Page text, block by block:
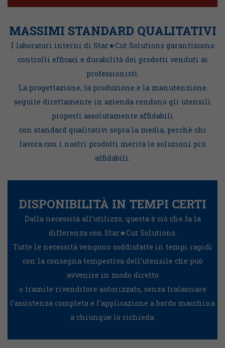
MASSIMI STANDARD QUALITATIVI
I laboratori interni di Star★Cut Solutions garantiscono
controlli efficaci e durabilità dei prodotti venduti ai
professionisti.
La progettazione, la produzione e la manutenzione
seguite direttamente in azienda rendono gli utensili
proposti assolutamente affidabili
con standard qualitativi sopra la media, perchè chi
lavora con i nostri prodotti merita le soluzioni più
affidabili.
DISPONIBILITÀ IN TEMPI CERTI
Dalla necessità all’utilizzo, questa è ciò che fa la
differenza con Star★Cut Solutions.
Tutte le necessità vengono soddisfatte in tempi rapidi
con la consegna tempestiva dell’utensile che può
avvenire in modo diretto
o tramite rivenditore autorizzato, senza tralasciare
l’assistenza completa e l’applicazione a bordo macchina
a chiunque lo richieda.